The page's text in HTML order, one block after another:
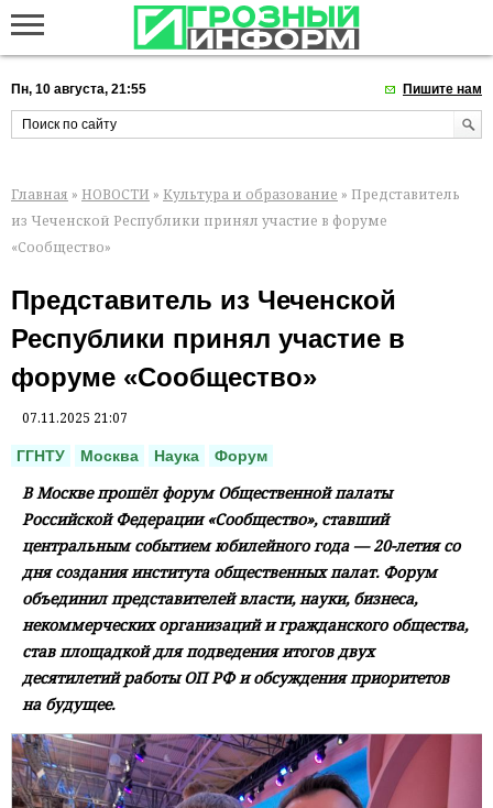
Пн, 10 августа, 21:55 Пишите нам
Главная » НОВОСТИ » Культура и образование » Представитель
из Чеченской Республики принял участие в форуме
«Сообщество»
Представитель из Чеченской
Республики принял участие в
форуме «Сообщество»
07.11.2025 21:07
ГГНТУ Москва Наука Форум
В Москве прошёл форум Общественной палаты
Российской Федерации «Сообщество», ставший
центральным событием юбилейного года — 20-летия со
дня создания института общественных палат. Форум
объединил представителей власти, науки, бизнеса,
некоммерческих организаций и гражданского общества,
став площадкой для подведения итогов двух
десятилетий работы ОП РФ и обсуждения приоритетов
на будущее.